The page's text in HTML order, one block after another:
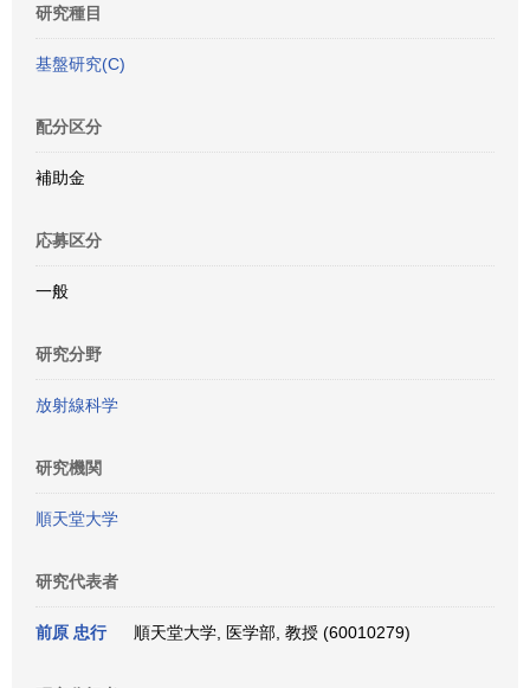
研究種目
基盤研究(C)
配分区分
補助金
応募区分
一般
研究分野
放射線科学
研究機関
順天堂大学
研究代表者
前原 忠行 順天堂大学, 医学部, 教授 (60010279)